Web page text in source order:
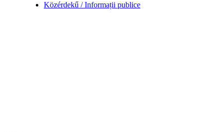
Közérdekű / Informații publice